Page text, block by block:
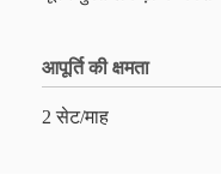
आपूर्ति की क्षमता
2 सेट/माह